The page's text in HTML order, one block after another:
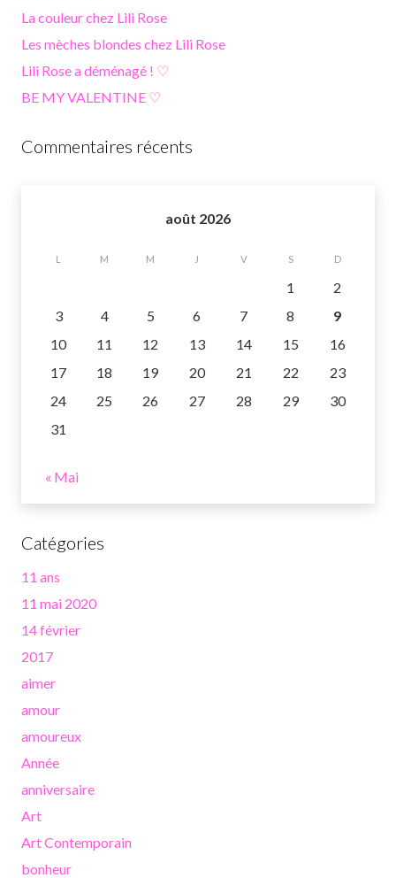
La couleur chez Lili Rose
Les mèches blondes chez Lili Rose
Lili Rose a déménagé ! ♡
BE MY VALENTINE ♡
Commentaires récents
août 2026
L M M J V S D
1
2
3
4 5 6 7 8
9
10
11 12 13 14 15
16
17
18 19 20 21 22
23
24
25 26 27 28 29
30
31
« Mai
Catégories
11 ans
11 mai 2020
14 février
2017
aimer
amour
amoureux
Année
anniversaire
Art
Art Contemporain
bonheur